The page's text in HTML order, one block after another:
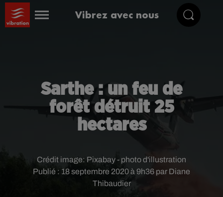
Vibrez avec nous
Sarthe : un feu de
forêt détruit 25
hectares
Publié : 18 septembre 2020 à 9h36 par Diane
Thibaudier
Crédit image: Pixabay - photo d'illustration